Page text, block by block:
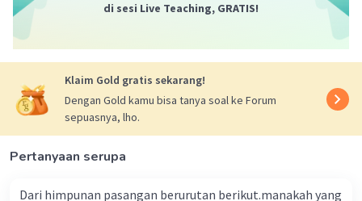
di sesi Live Teaching, GRATIS!
Klaim Gold gratis sekarang!
Dengan Gold kamu bisa tanya soal ke Forum
sepuasnya, lho.
Pertanyaan serupa
Dari himpunan pasangan berurutan berikut.manakah yang